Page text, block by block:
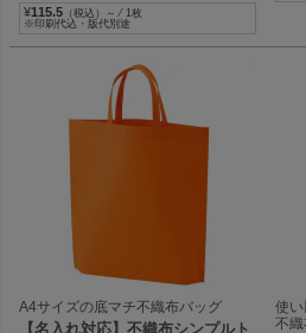
¥115.5 （税込）～ ⁄ 1枚
※印刷代込・版代別途
A4サイズの底マチ不織布バッグ
【名入れ対応】不織布シンプルト
使
不